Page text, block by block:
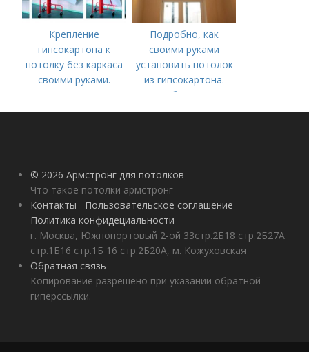
Крепление
гипсокартона к
потолку без каркаса
своими руками.
обрешетку из
Подробно, как
своими руками
установить потолок
из гипсокартона.
Особенности
© 2026 Армстронг для потолков
Что такое потолки армстронг
Контакты
Пользовательское соглашение
Политика конфидециальности
г. Москва, Южнопортовый 2-ой 33стр.2Б18 стр.2Б27А
стр.1Б16 стр.1Б 16 стр.2Б20А, м. Кожуховская
Обратная связь
Копирование разрешено при указании обратной
гиперссылки.